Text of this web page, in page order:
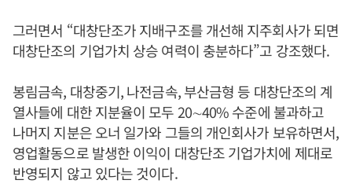
그러면서 “대창단조가 지배구조를 개선해 지주회사가 되면
대창단조의 기업가치 상승 여력이 충분하다”고 강조했다.
봉림금속, 대창중기, 나전금속, 부산금형 등 대창단조의 계
열사들에 대한 지분율이 모두 20∼40% 수준에 불과하고
나머지 지분은 오너 일가와 그들의 개인회사가 보유하면서,
영업활동으로 발생한 이익이 대창단조 기업가치에 제대로
반영되지 않고 있다는 것이다.